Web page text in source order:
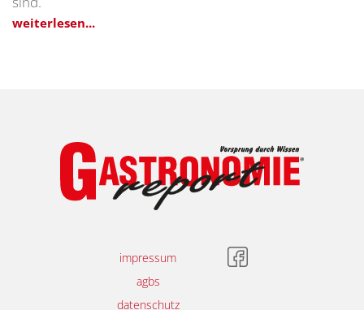
weiterlesen...
impressum
agbs
datenschutz